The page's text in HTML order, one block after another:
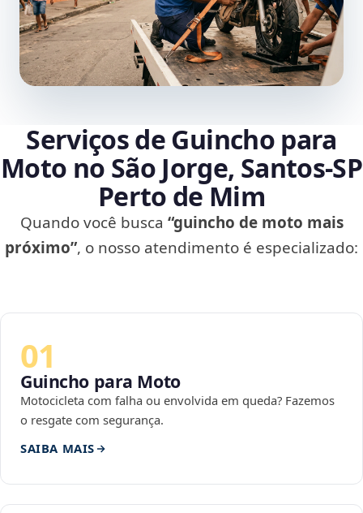
Serviços de Guincho para
Moto no São Jorge, Santos‑SP
Perto de Mim
Quando você busca “guincho de moto mais
próximo”, o nosso atendimento é especializado:
01
Guincho para Moto
Motocicleta com falha ou envolvida em queda? Fazemos
o resgate com segurança.
SAIBA MAIS